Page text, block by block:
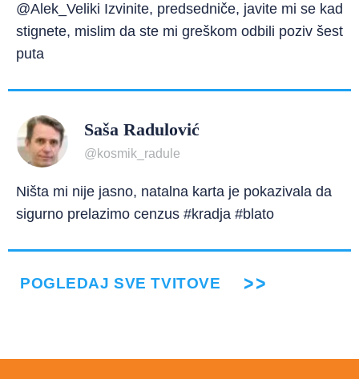
@Alek_Veliki Izvinite, predsedniče, javite mi se kad
stignete, mislim da ste mi greškom odbili poziv šest
puta
Saša Radulović
@kosmik_radule
Ništa mi nije jasno, natalna karta je pokazivala da
sigurno prelazimo cenzus #kradja #blato
POGLEDAJ SVE TVITOVE